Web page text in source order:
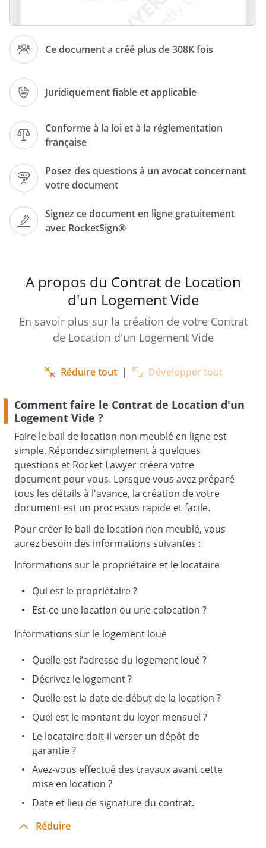
Ce document a créé plus de 308K fois
Juridiquement fiable et applicable
Conforme à la loi et à la réglementation
française
Posez des questions à un avocat concernant
votre document
Signez ce document en ligne gratuitement
avec RocketSign®
Article 1 – Désignation des parties
Entre les soussigné(e)s :
ci-après dénommé(e) le propriétaire,
d'une part,
ci-après le locataire,
d'autre part,
Il a été convenu et arrêté ce qui suit :
Le propriétaire loue au locataire, qui
accepte, pour la durée et selon les
conditions et clauses indiquées ci-
dessous, un logement vide à usage de
résidence principale.
Article 2 - Objet du contrat
Le présent contrat a pour objet la
exclusivement à la résidence principale
un autre usage et il ne pourra donc,
notamment, y exercer une activité
professionnelle, même libérale. Si le
locataire veut exercer une activité
professionnelle, il doit préalablement
demander l'autorisation au
propriétaire et obtenir son accord écrit.
A propos du Contrat de Location
d'un Logement Vide
En savoir plus sur la création de votre Contrat
de Location d'un Logement Vide
Réduire tout | Développer tout
Comment faire le Contrat de Location d'un
Logement Vide ?
Faire le bail de location non meublé en ligne est
simple. Répondez simplement à quelques
questions et Rocket Lawyer créera votre
document pour vous. Lorsque vous avez préparé
tous les détails à l'avance, la création de votre
document est un processus rapide et facile.
Pour créer le bail de location non meublé, vous
aurez besoin des informations suivantes :
Informations sur le propriétaire et le locataire
Qui est le propriétaire ?
Est-ce une location ou une colocation ?
Informations sur le logement loué
Quelle est l’adresse du logement loué ?
Décrivez le logement ?
Quelle est la date de début de la location ?
Quel est le montant du loyer mensuel ?
Le locataire doit-il verser un dépôt de
garantie ?
Avez-vous effectué des travaux avant cette
mise en location ?
Date et lieu de signature du contrat.
Réduire